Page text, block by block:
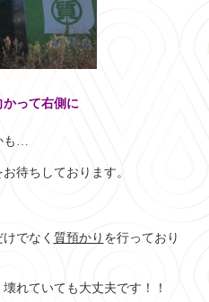
かって右側に
…
待ちしております。
けでなく 質預かり を行っており
れていても大丈夫です！！